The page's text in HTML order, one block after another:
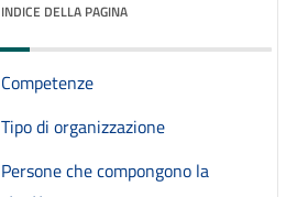
INDICE DELLA PAGINA
Competenze
Tipo di organizzazione
Persone che compongono la